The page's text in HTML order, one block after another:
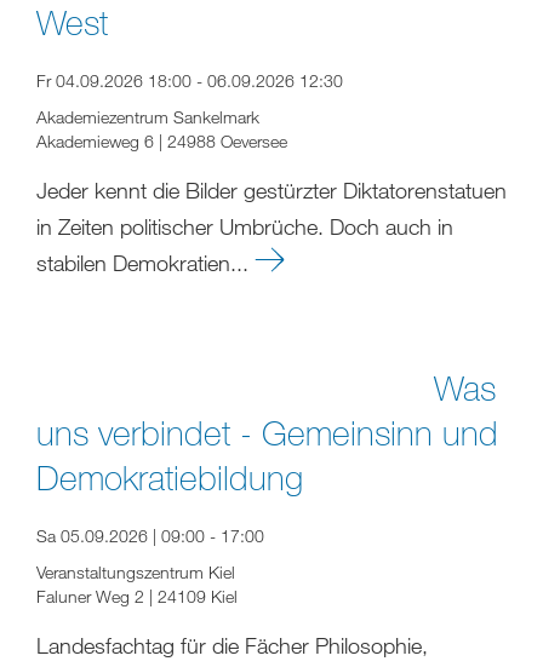
West
Fr 04.09.2026 18:00 - 06.09.2026 12:30
Akademiezentrum Sankelmark
Akademieweg 6 | 24988 Oeversee
Jeder kennt die Bilder gestürzter Diktatorenstatuen
in Zeiten politischer Umbrüche. Doch auch in
stabilen Demokratien...
Was
uns verbindet - Gemeinsinn und
Demokratiebildung
Sa 05.09.2026 | 09:00 - 17:00
Veranstaltungszentrum Kiel
Faluner Weg 2 | 24109 Kiel
Landesfachtag für die Fächer Philosophie,